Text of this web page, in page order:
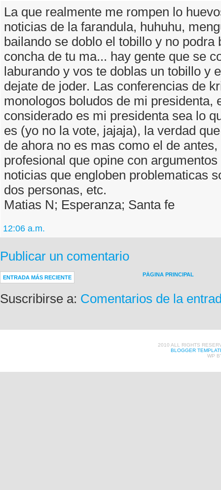
La que realmente me rompen lo
noticias de la farandula, huhuhu,
bailando se doblo el tobillo y no podra
concha de tu ma... hay gente que se
laburando y vos te doblas un tobillo y
dejate de joder. Las conferencias de
monologos boludos de mi presidenta,
considerado es mi presidenta sea lo
es (yo no la vote, jajaja), la verdad
de ahora no es mas como el de
profesional que opine con
noticias que engloben problematicas
dos personas, etc.
Matias N; Esperanza; Santa fe
12:06 a.m.
Publicar un comentario
ENTRADA MÁS RECIENTE PÁGINA PRINCIPAL
Suscribirse a: Comentarios de la
2010 ALL RIGHTS
BLOGGER
WP